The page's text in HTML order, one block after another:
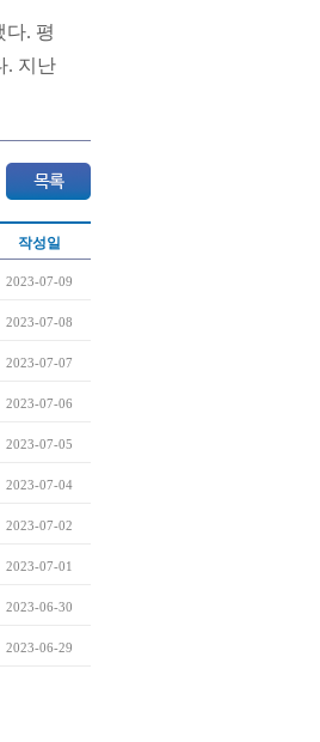
다. 평
. 지난
작성일
2023-07-09
2023-07-08
2023-07-07
2023-07-06
2023-07-05
2023-07-04
2023-07-02
2023-07-01
2023-06-30
2023-06-29